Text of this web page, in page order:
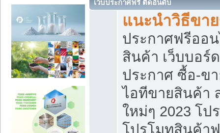
เว็บประกาศฟรี ติดอันดับ
แนะนำวิธีขา
ประกาศฟรีออ
สินค้า เว็บบอร์
ประกาศ ซื้อ-ข
ไอทีขายสินค้า
ใหม่ๆ 2023 โป
โปรโมทสินค้า